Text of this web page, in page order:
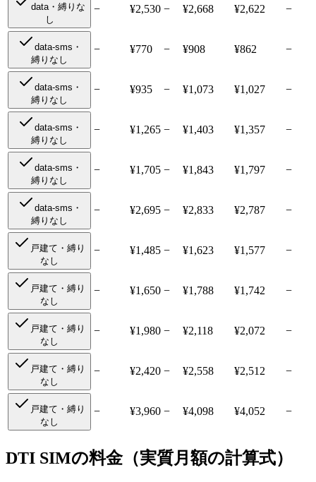
data・縛りな
し
− ¥2,530 − ¥2,668 ¥2,622 −
data-sms・
縛りなし
− ¥770 − ¥908 ¥862 −
data-sms・
縛りなし
− ¥935 − ¥1,073 ¥1,027 −
data-sms・
縛りなし
− ¥1,265 − ¥1,403 ¥1,357 −
data-sms・
縛りなし
− ¥1,705 − ¥1,843 ¥1,797 −
data-sms・
縛りなし
− ¥2,695 − ¥2,833 ¥2,787 −
戸建て・縛り
なし
− ¥1,485 − ¥1,623 ¥1,577 −
戸建て・縛り
なし
− ¥1,650 − ¥1,788 ¥1,742 −
戸建て・縛り
なし
− ¥1,980 − ¥2,118 ¥2,072 −
戸建て・縛り
なし
− ¥2,420 − ¥2,558 ¥2,512 −
戸建て・縛り
なし
− ¥3,960 − ¥4,098 ¥4,052 −
DTI SIMの料金（実質月額の計算式）